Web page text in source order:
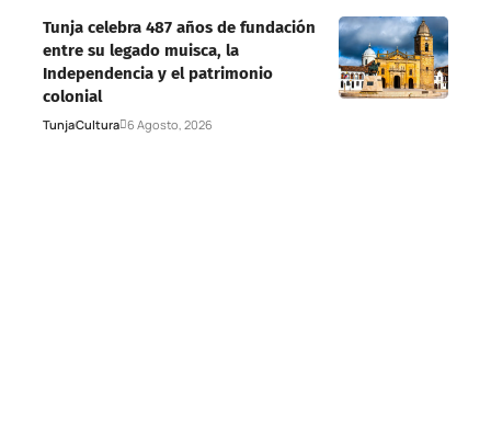
Tunja celebra 487 años de fundación
entre su legado muisca, la
Independencia y el patrimonio
colonial
TunjaCultura 6 Agosto, 2026